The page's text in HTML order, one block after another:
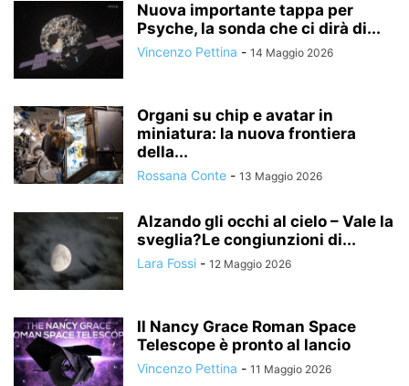
Nuova importante tappa per
Psyche, la sonda che ci dirà di...
Vincenzo Pettina - 14 Maggio 2026
Organi su chip e avatar in
miniatura: la nuova frontiera
della...
Rossana Conte - 13 Maggio 2026
Alzando gli occhi al cielo – Vale la
sveglia?Le congiunzioni di...
Lara Fossi - 12 Maggio 2026
Il Nancy Grace Roman Space
Telescope è pronto al lancio
Vincenzo Pettina - 11 Maggio 2026